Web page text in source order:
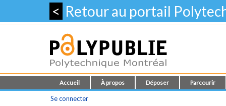
< Retour au portail
Accueil À propos Déposer Parcourir
Se connecter